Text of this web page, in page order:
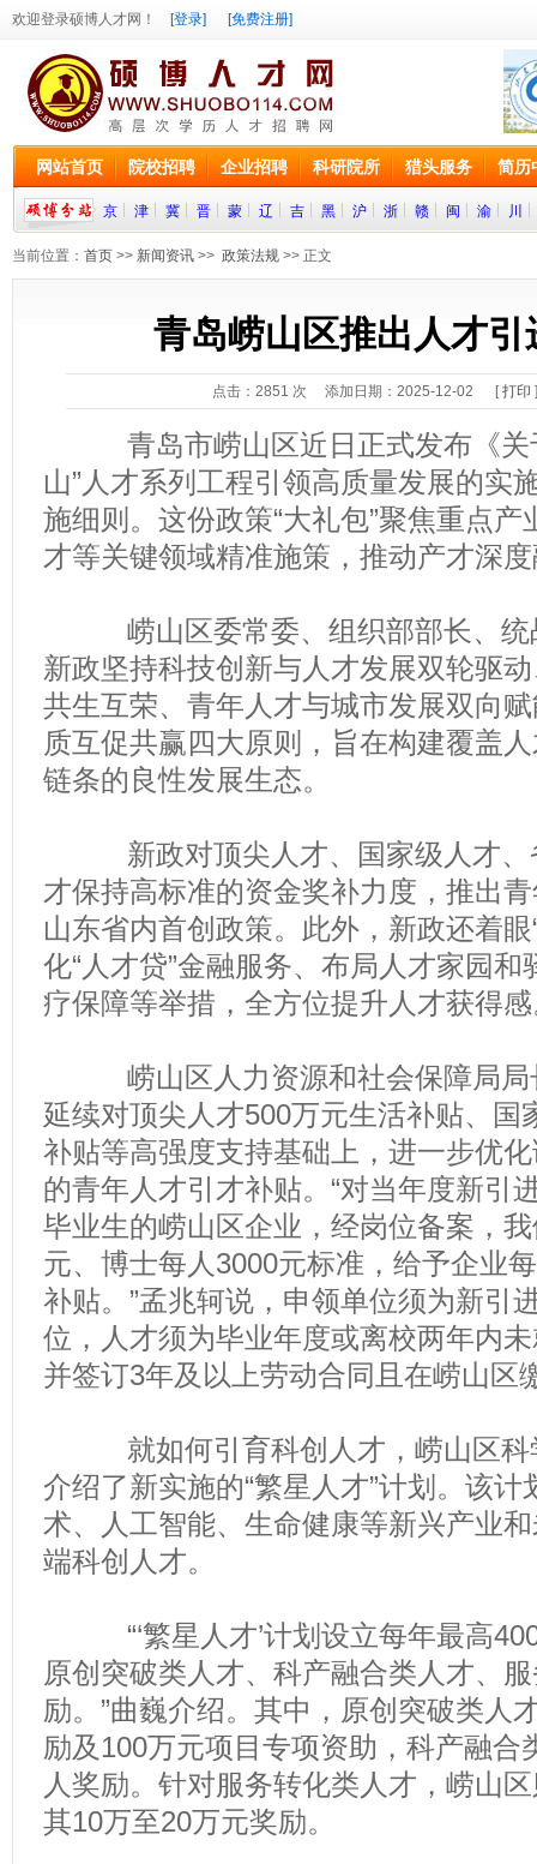
欢迎登录硕博人才网！ [登录] [免费注册]
网站首页 院校招聘 企业招聘 科研院所 猎头服务 简历
京 津 冀 晋 蒙 辽 吉 黑 沪 浙 赣 闽 渝 川
当前位置： 首页 >> 新闻资讯 >> 政策法规 >> 正文
青岛崂山区推出人才引
点击： 2851 次 添加日期：2025-12-02 [打印
青岛市崂山区近日正式发布《关
山”人才系列工程引领高质量发展的实
施细则。这份政策“大礼包”聚焦重点
才等关键领域精准施策，推动产才深
崂山区委常委、组织部部长、统
新政坚持科技创新与人才发展双轮驱
共生互荣、青年人才与城市发展双向
质互促共赢四大原则，旨在构建覆盖
链条的良性发展生态。
新政对顶尖人才、国家级人才、
才保持高标准的资金奖补力度，推出
山东省内首创政策。此外，新政还着眼
化“人才贷”金融服务、布局人才家园
疗保障等举措，全方位提升人才获得
崂山区人力资源和社会保障局局
延续对顶尖人才500万元生活补贴、国
补贴等高强度支持基础上，进一步优
的青年人才引才补贴。“对当年度新引
毕业生的崂山区企业，经岗位备案，
元、博士每人3000元标准，给予企业
补贴。”孟兆轲说，申领单位须为新引
位，人才须为毕业年度或离校两年内
并签订3年及以上劳动合同且在崂山区
就如何引育科创人才，崂山区科
介绍了新实施的“繁星人才”计划。该
术、人工智能、生命健康等新兴产业
端科创人才。
“‘繁星人才’计划设立每年最高
原创突破类人才、科产融合类人才、
励。”曲巍介绍。其中，原创突破类人
励及100万元项目专项资助，科产融合
人奖励。针对服务转化类人才，崂山
其10万至20万元奖励。